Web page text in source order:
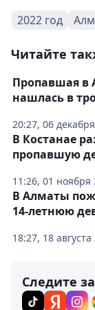
2022 год
Читайте
20:27, 06
Пропавшая в
нашлась в
11:26, 01 ноября
В Костанае
пропавшую
18:27, 18
В Алматы
14-летнюю
Следите